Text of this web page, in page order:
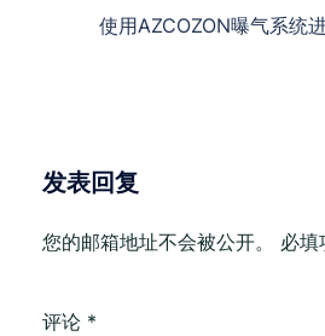
使用AZCOZON曝气系统
发表回复
您的邮箱地址不会被公开。 必填
评论 *